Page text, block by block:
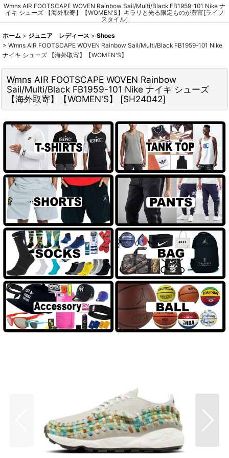
Wmns AIR FOOTSCAPE WOVEN Rainbow Sail/Multi/Black FB1959-101 Nike ナ
イキ シューズ 【海外取寄】【WOMEN'S】キラリと光る限定ものが豊富[ライフ
スタイル]
ホーム > ジュニア レディース > Shoes
> Wmns AIR FOOTSCAPE WOVEN Rainbow Sail/Multi/Black FB1959-101 Nike
ナイキ シューズ 【海外取寄】【WOMEN'S】
Wmns AIR FOOTSCAPE WOVEN Rainbow
Sail/Multi/Black FB1959-101 Nike ナイキ シューズ
【海外取寄】【WOMEN'S】
[SH24042]